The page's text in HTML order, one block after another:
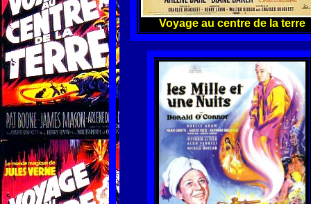
Voyage au centre de la terre